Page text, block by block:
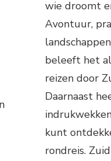
wie droomt
Avontuur,
beleeft het
reizen door
Daarnaast
kunt
rondreis.